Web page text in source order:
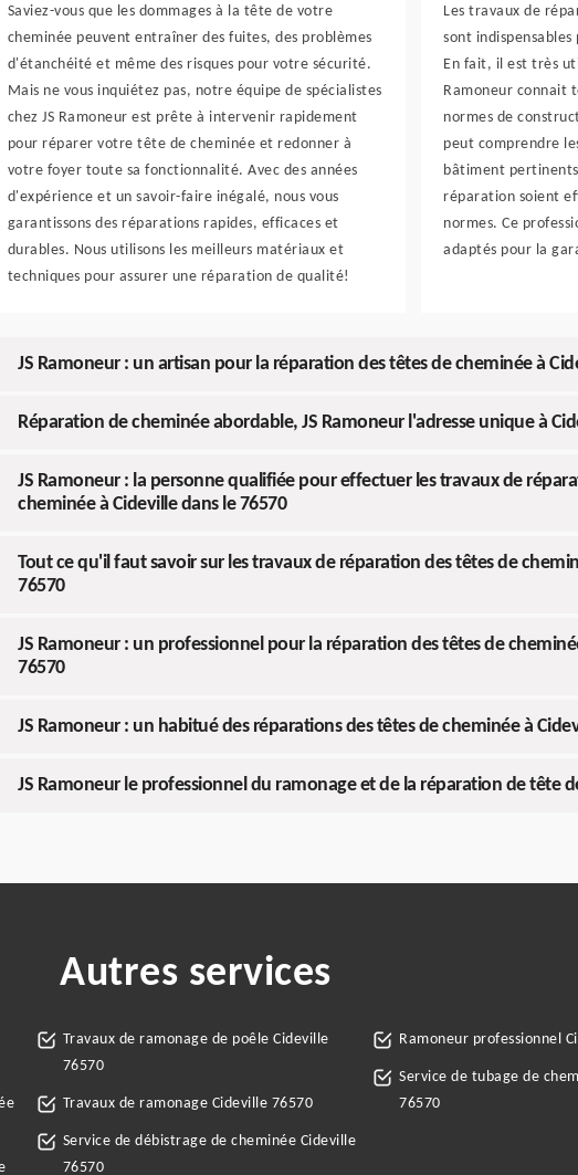
Saviez-vous que les dommages à la tête de votre
cheminée peuvent entraîner des fuites, des problèmes
d'étanchéité et même des risques pour votre sécurité.
Mais ne vous inquiétez pas, notre équipe de spécialistes
chez JS Ramoneur est prête à intervenir rapidement
pour réparer votre tête de cheminée et redonner à
votre foyer toute sa fonctionnalité. Avec des années
d'expérience et un savoir-faire inégalé, nous vous
garantissons des réparations rapides, efficaces et
durables. Nous utilisons les meilleurs matériaux et
techniques pour assurer une réparation de qualité!
Les travaux de
sont
En fait, il est très
Ramoneur connait
normes de
peut comprendre
bâtiment
réparation soient
normes. Ce
adaptés pour la
JS Ramoneur : un artisan pour la réparation des têtes de cheminée à
Réparation de cheminée abordable, JS Ramoneur l'adresse unique à
JS Ramoneur : la personne qualifiée pour effectuer les travaux de
cheminée à Cideville dans le 76570
Tout ce qu'il faut savoir sur les travaux de réparation des têtes de
76570
JS Ramoneur : un professionnel pour la réparation des têtes de
76570
JS Ramoneur : un habitué des réparations des têtes de cheminée à
JS Ramoneur le professionnel du ramonage et de la réparation de tête
Autres services
Travaux de ramonage de poêle Cideville
76570
Travaux de ramonage Cideville 76570
Service de débistrage de cheminée Cideville
76570
Ramoneur professionnel
Service de tubage de
76570